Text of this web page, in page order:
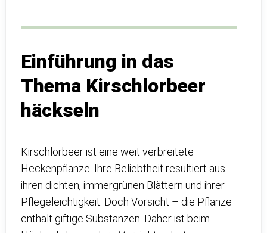
Einführung in das
Thema Kirschlorbeer
häckseln
Kirschlorbeer ist eine weit verbreitete
Heckenpflanze. Ihre Beliebtheit resultiert aus
ihren dichten, immergrünen Blättern und ihrer
Pflegeleichtigkeit. Doch Vorsicht – die Pflanze
enthält giftige Substanzen. Daher ist beim